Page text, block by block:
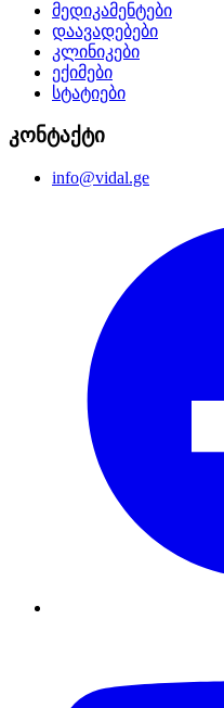
მედიკამენტები
დაავადებები
კლინიკები
ექიმები
სტატიები
კონტაქტი
info@vidal.ge